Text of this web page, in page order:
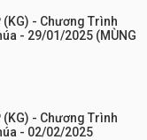
(KG) - Chương Trình
- 29/01/2025 (MÙNG
(KG) - Chương Trình
- 02/02/2025